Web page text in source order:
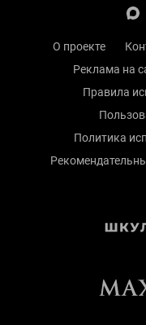
О проекте
Реклама на
Правила
Политика